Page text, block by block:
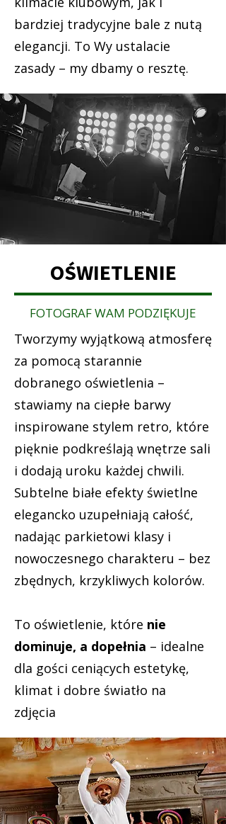
bardziej tradycyjne bale z nutą
elegancji. To Wy ustalacie
zasady – my dbamy o resztę.
OŚWIETLENIE
FOTOGRAF WAM PODZIĘKUJE
Tworzymy wyjątkową atmosferę
za pomocą starannie
dobranego oświetlenia –
stawiamy na ciepłe barwy
inspirowane stylem retro, które
pięknie podkreślają wnętrze sali
i dodają uroku każdej chwili.
Subtelne białe efekty świetlne
elegancko uzupełniają całość,
nadając parkietowi klasy i
nowoczesnego charakteru – bez
zbędnych, krzykliwych kolorów.
To oświetlenie, które nie
dominuje, a dopełnia – idealne
dla gości ceniących estetykę,
klimat i dobre światło na
zdjęcia